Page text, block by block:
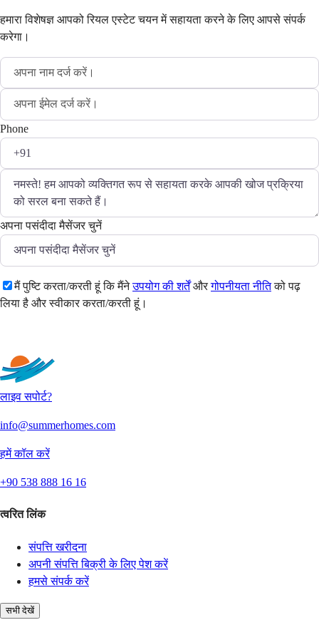
हमारा विशेषज्ञ आपको रियल एस्टेट चयन में सहायता करने के लिए आपसे संपर्क
करेगा।
Phone
अपना पसंदीदा मैसेंजर चुनें
मैं पुष्टि करता/करती हूं कि मैंनेउपयोग की शर्तेंऔरगोपनीयता नीतिको पढ़
लिया है और स्वीकार करता/करती हूं।
लाइव सपोर्ट?
info@summerhomes.com
हमें कॉल करें
+90 538 888 16 16
त्वरित लिंक
संपत्ति खरीदना
अपनी संपत्ति बिक्री के लिए पेश करें
हमसे संपर्क करें
सभी देखें